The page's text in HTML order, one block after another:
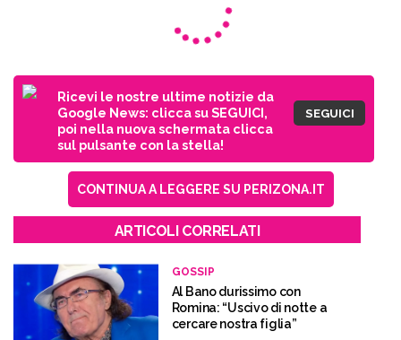
Ricevi le nostre ultime notizie da
Google News: clicca su SEGUICI,
poi nella nuova schermata clicca
sul pulsante con la stella!
SEGUICI
CONTINUA A LEGGERE SU PERIZONA.IT
ARTICOLI CORRELATI
GOSSIP
Al Bano durissimo con
Romina: “Uscivo di notte a
cercare nostra figlia”